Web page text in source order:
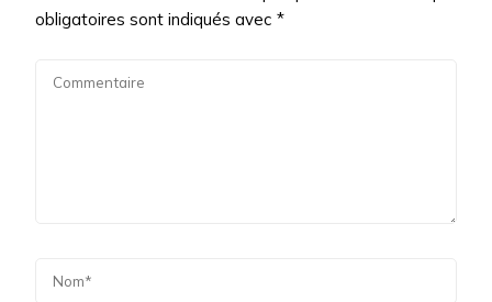
obligatoires sont indiqués avec *